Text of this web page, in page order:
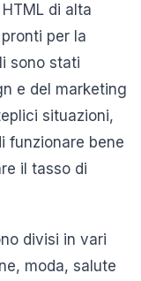
di alta
per la
sono stati
e del marketing
situazioni,
funzionare bene
il tasso di
divisi in vari
moda, salute